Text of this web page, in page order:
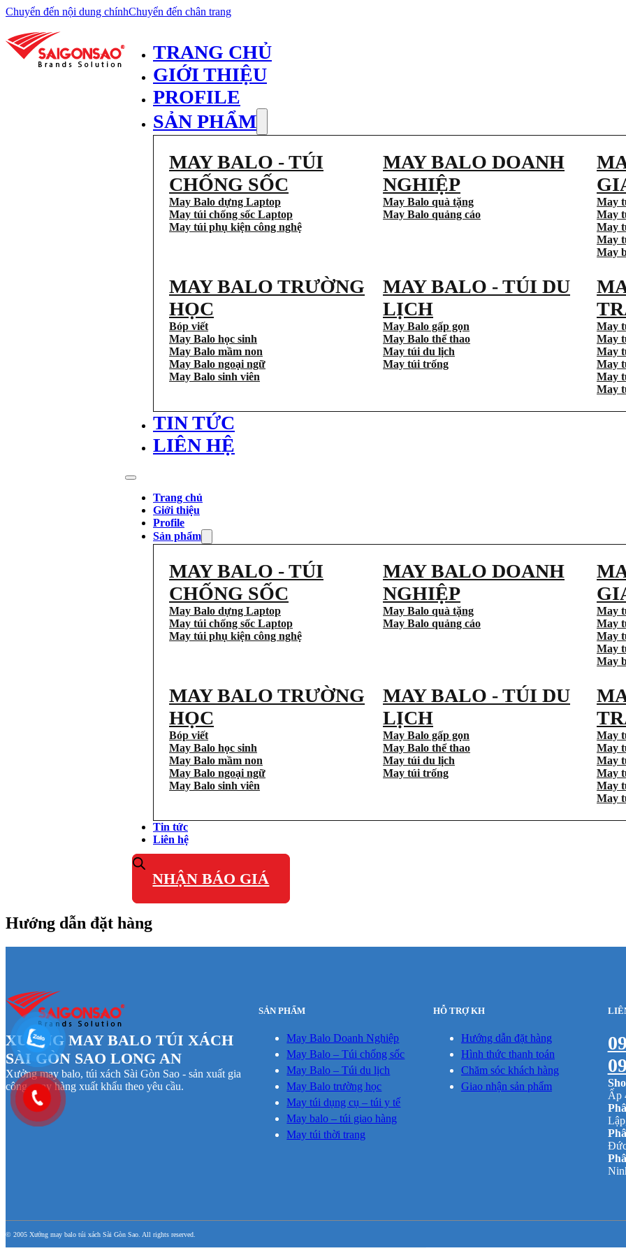
Chuyển đến nội dung chínhChuyển đến chân trang
TRANG CHỦ
GIỚI THIỆU
PROFILE
SẢN PHẨM
MAY BALO - TÚI
CHỐNG SỐC
May Balo dựng Laptop
May túi chống sốc Laptop
May túi phụ kiện công nghệ
MAY BALO DOANH
NGHIỆP
May Balo quà tặng
May Balo quảng cáo
May
May
May
May
May
MAY BALO TRƯỜNG
HỌC
Bóp viết
May Balo học sinh
May Balo mầm non
May Balo ngoại ngữ
May Balo sinh viên
MAY BALO - TÚI DU
LỊCH
May Balo gấp gọn
May Balo thể thao
May túi du lịch
May túi trống
May
May
May
May
May
May
TIN TỨC
LIÊN HỆ
Trang chủ
Giới thiệu
Profile
Sản phẩm
MAY BALO - TÚI
CHỐNG SỐC
May Balo dựng Laptop
May túi chống sốc Laptop
May túi phụ kiện công nghệ
MAY BALO DOANH
NGHIỆP
May Balo quà tặng
May Balo quảng cáo
May
May
May
May
May
MAY BALO TRƯỜNG
HỌC
Bóp viết
May Balo học sinh
May Balo mầm non
May Balo ngoại ngữ
May Balo sinh viên
MAY BALO - TÚI DU
LỊCH
May Balo gấp gọn
May Balo thể thao
May túi du lịch
May túi trống
May
May
May
May
May
May
Tin tức
Liên hệ
NHẬN BÁO GIÁ
Hướng dẫn đặt hàng
XƯỞNG MAY BALO TÚI XÁCH
SÀI GÒN SAO LONG AN
Xưởng may balo, túi xách Sài Gòn Sao - sản xuất gia
công, may hàng xuất khẩu theo yêu cầu.
SẢN PHẨM
May Balo Doanh Nghiệp
May Balo – Túi chống sốc
May Balo – Túi du lịch
May Balo trường học
May túi dụng cụ – túi y tế
May balo – túi giao hàng
May túi thời trang
HỖ TRỢ KH
Hướng dẫn đặt hàng
Hình thức thanh toán
Chăm sóc khách hàng
Giao nhận sản phẩm
Ấp
© 2005 Xưởng may balo túi xách Sài Gòn Sao. All rights reserved.